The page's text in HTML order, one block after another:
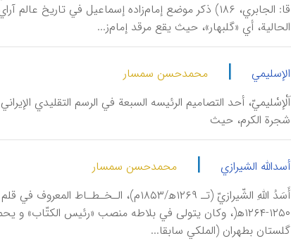
قا: الجابري، ۱۸۶) ذكر موضع إمام‌زاده إسماعيل في
الحالية، أي «گلبهار»، حيث يقع مرقد إمام‌ز...
الإسلیمي |
محمدحسن سمسار
شجرة الكرم، حيث
أسدالله الشیرازي |
محمدحسن سمسار
أَسَدُ اللّٰهِ‌ الشّيرازيّ (تـ‍ ۱۲۶۹ه‍/۱۸۵۳م‌)،
۱۲۵۰-۱۲۶۴ه‍(، وكان‌ يتولى‌ في بلاطه‌ منصب‌ «رئيس‌
گلستان‌ بطهران‌ (الملكي سابقا...